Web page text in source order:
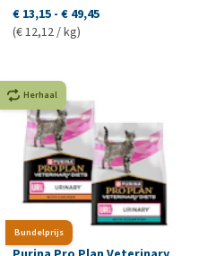
€ 13,15 - € 49,45
(€ 12,12 / kg)
Bundelprijs
Herhaal